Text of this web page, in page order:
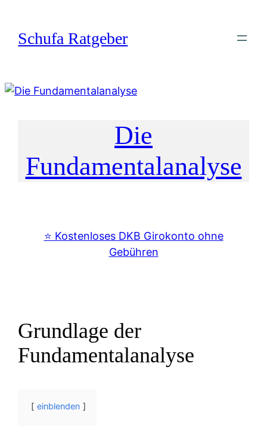
springen
Schufa Ratgeber
Die
Fundamentalanalyse
⭐️ Kostenloses DKB Girokonto ohne
Gebühren
Grundlage der
Fundamentalanalyse
einblenden